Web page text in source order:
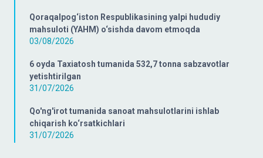
Qoraqalpog‘iston Respublikasining yalpi hududiy
mahsuloti (YAHM) o‘sishda davom etmoqda
03/08/2026
6 oyda Taxiatosh tumanida 532,7 tonna sabzavotlar
yetishtirilgan
31/07/2026
Qo'ng'irot tumanida sanoat mahsulotlarini ishlab
chiqarish ko‘rsatkichlari
31/07/2026